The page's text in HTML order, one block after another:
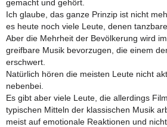
gemacht und gehört.
Ich glaube, das ganze Prinzip ist nicht
es heute noch viele Leute, denen
Aber die Mehrheit der Bevölkerung wird
greifbare Musik bevorzugen, die einem
erschwert.
Natürlich hören die meisten Leute nicht
nebenbei.
Es gibt aber viele Leute, die allerdings
typischen Mitteln der klassischen Musik
meist auf emotionale Reaktionen und